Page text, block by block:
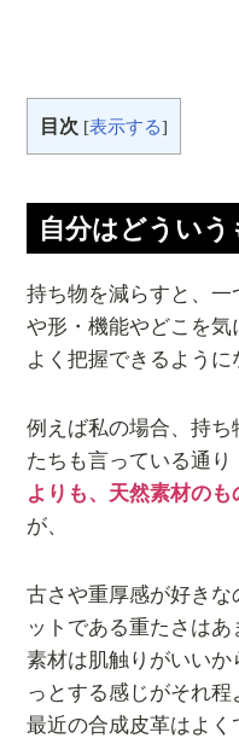
目次 [表示する]
自分はどうい
持ち物を減らすと、
や形・機能やどこを
よく把握できるように
例えば私の場合、持ち
たちも言っている通り
よりも、天然素材のも
が、
古さや重厚感が好きな
ットである重たさは
素材は肌触りがいいか
っとする感じがそれ程
最近の合成皮革はよ